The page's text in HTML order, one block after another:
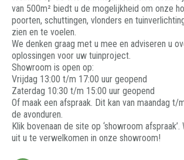
van 500m² biedt u de mogelijkheid om onze
poorten, schuttingen, vlonders en
zien en te voelen.
We denken graag met u mee en adviseren u
oplossingen voor uw tuinproject.
Showroom is open op:
Vrijdag 13:00 t/m 17:00 uur geopend
Zaterdag 10:30 t/m 15:00 uur geopend
Of maak een afspraak. Dit kan van maandag t/
de avonduren.
Klik bovenaan de site op ‘showroom
uit u te verwelkomen in onze showroom!